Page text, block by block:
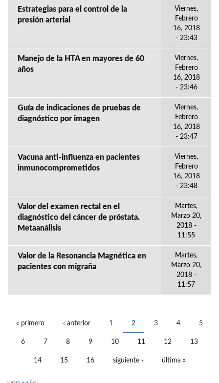
Estrategias para el control de la
presión arterial
Viernes,
Febrero
16, 2018
- 23:43
Manejo de la HTA en mayores de 60
años
Viernes,
Febrero
16, 2018
- 23:46
Guía de indicaciones de pruebas de
diagnóstico por imagen
Viernes,
Febrero
16, 2018
- 23:47
Vacuna anti-influenza en pacientes
inmunocomprometidos
Viernes,
Febrero
16, 2018
- 23:48
Valor del examen rectal en el
diagnóstico del cáncer de próstata.
Metaanálisis
Martes,
Marzo 20,
2018 -
11:55
Valor de la Resonancia Magnética en
pacientes con migraña
Martes,
Marzo 20,
2018 -
11:57
« primero ‹ anterior 1 2 3 4 5
6 7 8 9 10 11 12 13
14 15 16 siguiente › última »